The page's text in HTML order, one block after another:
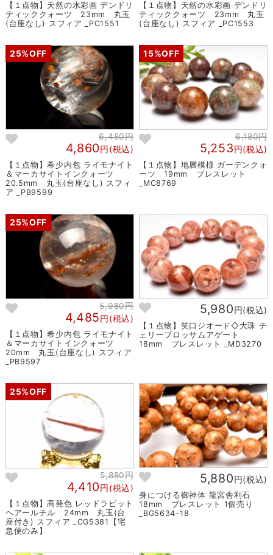
【１点物】天然の水彩画 デンドリ
ティッククォーツ 23mm 丸玉
(台座なし) スフィア _PC1551
【１点物】天然の水彩画 デンドリ
ティッククォーツ 23mm 丸玉
(台座なし) スフィア _PC1553
25%OFF
6,480円
4,860円(税込)
【１点物】希少内包 ライモナイト
＆マーカサイトインクォーツ
20.5mm 丸玉(台座なし) スフィ
ア _PB9599
15%OFF
6,180円
5,253円(税込)
【１点物】地層模様 ガーデンクォ
ーツ 19mm ブレスレット
_MC8769
25%OFF
5,980円
4,485円(税込)
【１点物】希少内包 ライモナイト
＆マーカサイトインクォーツ
20mm 丸玉(台座なし) スフィア
_PB9597
5,980円(税込)
【１点物】笑口ジオード◇大珠 チ
ェリーブロッサムアゲート
18mm ブレスレット _MD3270
25%OFF
5,880円
4,410円(税込)
【１点物】高発色 レッドラビット
ヘアールチル 24mm 丸玉(台
座付き) スフィア _CG5381【宅
急便のみ】
5,880円(税込)
身につける御神体 龍宮舎利石
18mm ブレスレット 1個売り
_BG5634-18